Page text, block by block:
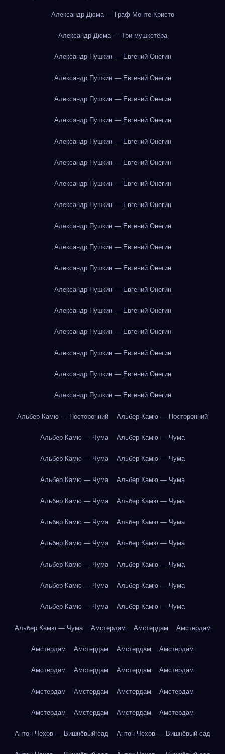
Александр Дюма — Граф Монте-Кристо
Александр Дюма — Три мушкетёра
Александр Пушкин — Евгений Онегин
Александр Пушкин — Евгений Онегин
Александр Пушкин — Евгений Онегин
Александр Пушкин — Евгений Онегин
Александр Пушкин — Евгений Онегин
Александр Пушкин — Евгений Онегин
Александр Пушкин — Евгений Онегин
Александр Пушкин — Евгений Онегин
Александр Пушкин — Евгений Онегин
Александр Пушкин — Евгений Онегин
Александр Пушкин — Евгений Онегин
Александр Пушкин — Евгений Онегин
Александр Пушкин — Евгений Онегин
Александр Пушкин — Евгений Онегин
Александр Пушкин — Евгений Онегин
Александр Пушкин — Евгений Онегин
Александр Пушкин — Евгений Онегин
Альбер Камю — Посторонний Альбер Камю — Посторонний
Альбер Камю — Чума Альбер Камю — Чума
Альбер Камю — Чума Альбер Камю — Чума
Альбер Камю — Чума Альбер Камю — Чума
Альбер Камю — Чума Альбер Камю — Чума
Альбер Камю — Чума Альбер Камю — Чума
Альбер Камю — Чума Альбер Камю — Чума
Альбер Камю — Чума Альбер Камю — Чума
Альбер Камю — Чума Альбер Камю — Чума
Альбер Камю — Чума Альбер Камю — Чума
Альбер Камю — Чума Амстердам Амстердам Амстердам
Амстердам Амстердам Амстердам Амстердам
Амстердам Амстердам Амстердам Амстердам
Амстердам Амстердам Амстердам Амстердам
Амстердам Амстердам Амстердам Амстердам
Антон Чехов — Вишнёвый сад Антон Чехов — Вишнёвый сад